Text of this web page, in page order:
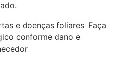
e doenças foliares. Faça
conforme dano e